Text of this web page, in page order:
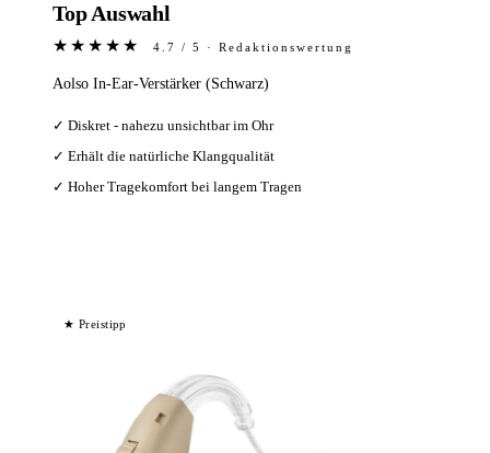
Top Auswahl
★★★★★ 4.7 / 5 · Redaktionswertung
Aolso In-Ear-Verstärker (Schwarz)
✓ Diskret - nahezu unsichtbar im Ohr
✓ Erhält die natürliche Klangqualität
✓ Hoher Tragekomfort bei langem Tragen
★ Preistipp